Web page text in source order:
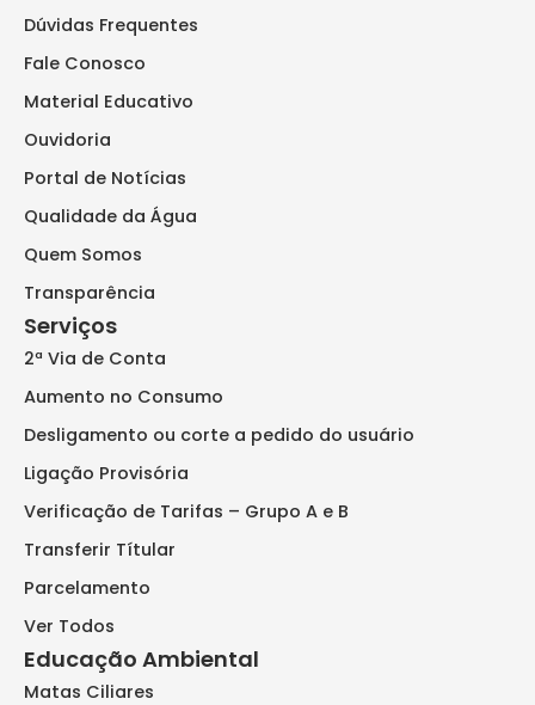
Dúvidas Frequentes
Fale Conosco
Material Educativo
Ouvidoria
Portal de Notícias
Qualidade da Água
Quem Somos
Transparência
Serviços
2ª Via de Conta
Aumento no Consumo
Desligamento ou corte a pedido do usuário
Ligação Provisória
Verificação de Tarifas – Grupo A e B
Transferir Títular
Parcelamento
Ver Todos
Educação Ambiental
Matas Ciliares